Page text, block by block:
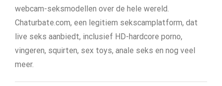
webcam-seksmodellen over de hele wereld.
Chaturbate.com, een legitiem sekscamplatform, dat
live seks aanbiedt, inclusief HD-hardcore porno,
vingeren, squirten, sex toys, anale seks en nog veel
meer.